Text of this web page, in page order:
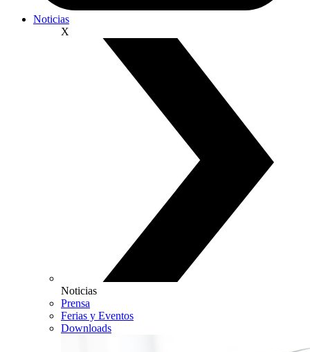
Noticias
X
Noticias
Prensa
Ferias y Eventos
Downloads